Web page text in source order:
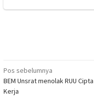
Navigasi
pos
Pos sebelumnya
BEM Unsrat menolak RUU Cipta
Kerja